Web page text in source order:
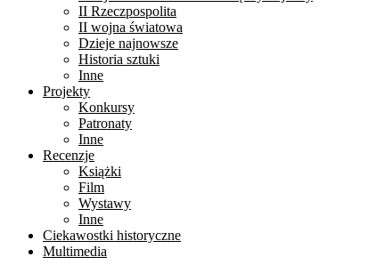
II Rzeczpospolita
II wojna światowa
Dzieje najnowsze
Historia sztuki
Inne
Projekty
Konkursy
Patronaty
Inne
Recenzje
Książki
Film
Wystawy
Inne
Ciekawostki historyczne
Multimedia